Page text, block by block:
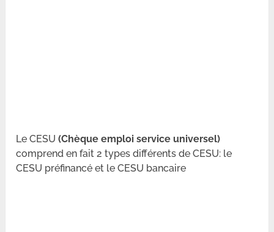
Le CESU(Chèque emploi service universel)
comprend en fait 2 types différents de CESU: le
CESU préfinancé et le CESU bancaire